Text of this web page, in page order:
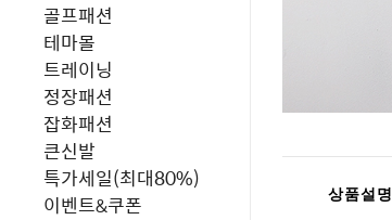
골프패션
테마몰
트레이닝
정장패션
잡화패션
큰신발
특가세일(최대80%)
이벤트&쿠폰
상품설명